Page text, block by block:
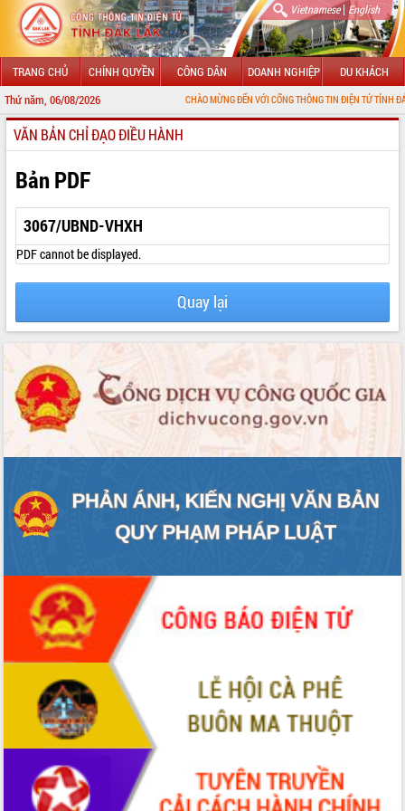
Vietnamese| English
TRANG CHỦ CHÍNH QUYỀN CÔNG DÂN DOANH NGHIỆP DU KHÁCH
Thứ năm, 06/08/2026 CHÀO MỪNG ĐẾN VỚI CỔNG THÔNG TIN ĐIỆN TỬ TỈNH ĐẮK LẮK
GIỚI THIỆU
LÃNH ĐẠO UBND TỈNH
TIN TỨC SỰ KIỆN
SỞ, BAN, NGÀNH
UBND CÁC XÃ, PHƯỜNG
THÔNG TIN CHỈ ĐẠO ĐIỀU HÀNH
VĂN BẢN HĐND TỈNH
ĐIỂM TIN VĂN BẢN
VĂN BẢN CHỈ ĐẠO ĐIỀU HÀNH
Bản PDF
3067/UBND-VHXH
PDF cannot be displayed.
Quay lại